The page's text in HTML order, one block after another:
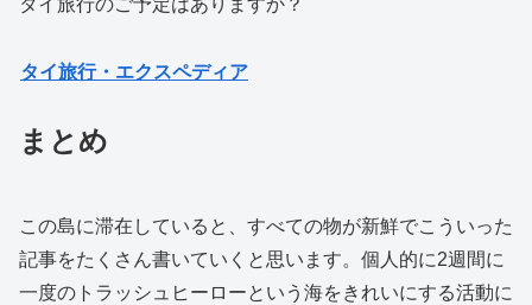
タイ旅行のご予定はありますか？
タイ旅行・エクスペディア
まとめ
この島に滞在していると、すべての物が新鮮でこういった
記事をたくさん書いていくと思います。個人的に2週間に
一度のトラッシュヒーローという海をきれいにする活動に